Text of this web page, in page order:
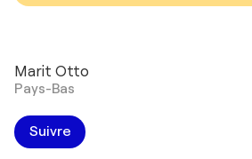
Marit Otto
Pays-Bas
Suivre